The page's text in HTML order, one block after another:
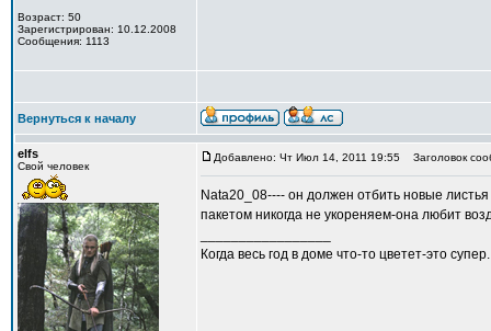
Возраст: 50
Зарегистрирован: 10.12.2008
Сообщения: 1113
Вернуться к началу
elfs
Свой человек
Добавлено: Чт Июл 14, 2011 19:55 Заголовок
Nata20_08---- он должен отбить новые
пакетом никогда не укореняем-она любит
Когда весь год в доме что-то цветет-это супер.